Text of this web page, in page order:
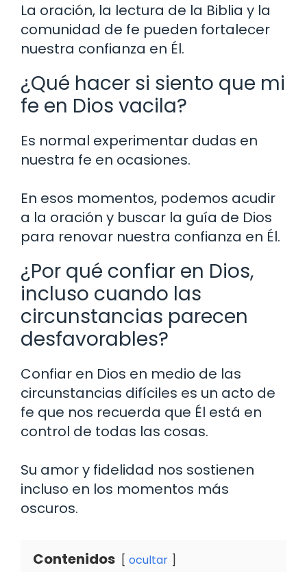
La oración, la lectura de la Biblia y la
comunidad de fe pueden fortalecer
nuestra confianza en Él.
¿Qué hacer si siento que mi
fe en Dios vacila?
Es normal experimentar dudas en
nuestra fe en ocasiones.
En esos momentos, podemos acudir
a la oración y buscar la guía de Dios
para renovar nuestra confianza en Él.
¿Por qué confiar en Dios,
incluso cuando las
circunstancias parecen
desfavorables?
Confiar en Dios en medio de las
circunstancias difíciles es un acto de
fe que nos recuerda que Él está en
control de todas las cosas.
Su amor y fidelidad nos sostienen
incluso en los momentos más
oscuros.
Contenidos ocultar